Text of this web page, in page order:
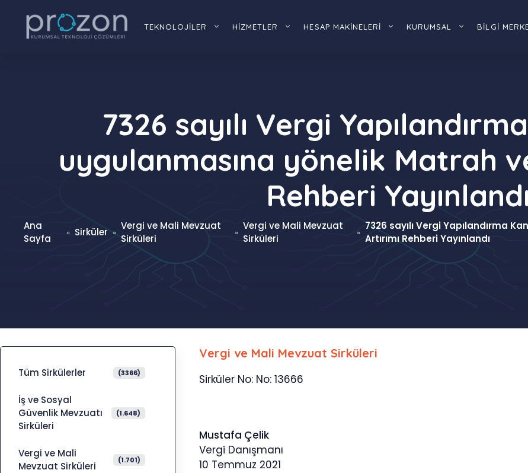
TEKNOLOJİLER HİZMETLER HESAP MAKİNELERİ KURUMSAL BİLGİ
7326 sayılı Vergi
uygulanmasına yönelik Matrah
Rehberi Yayınlandı
Ana
Sayfa
» Sirküler »
Vergi ve Mali Mevzuat
Sirküleri
»
Vergi ve Mali Mevzuat
Sirküleri
»
7326 sayılı Vergi Yapılandırma
Artırımı Rehberi Yayınlandı
Vergi ve Mali Mevzuat Sirküleri
Sirküler No: No: 13666
Mustafa Çelik
Vergi Danışmanı
10 Temmuz 2021
Tüm Sirkülerler (3366)
İş ve Sosyal
Güvenlik Mevzuatı
Sirküleri
(1.648)
Vergi ve Mali
Mevzuat Sirküleri
(1.701)